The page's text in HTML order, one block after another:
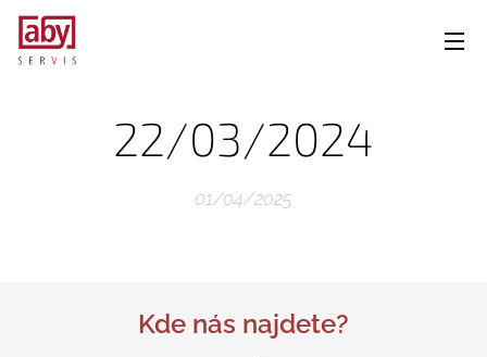
22/03/2024
01/04/2025
Kde nás najdete?